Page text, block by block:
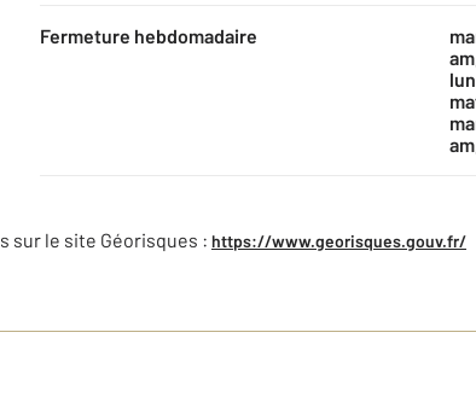
Fermeture hebdomadaire
sur le site Géorisques : https://www.georisques.gouv.fr/